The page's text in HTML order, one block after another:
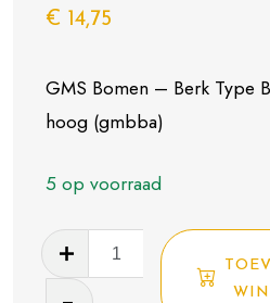
€ 14,75
GMS Bomen – Berk Type
hoog (gmbba)
5 op voorraad
Bomen